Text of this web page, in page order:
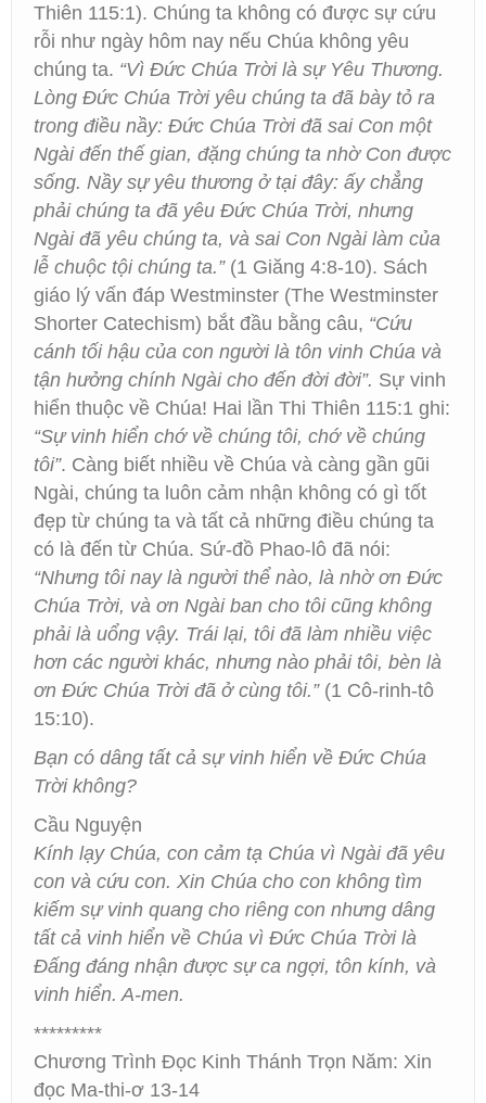
Thiên 115:1). Chúng ta không có được sự cứu
rỗi như ngày hôm nay nếu Chúa không yêu
chúng ta. “Vì Đức Chúa Trời là sự Yêu Thương.
Lòng Đức Chúa Trời yêu chúng ta đã bày tỏ ra
trong điều nầy: Đức Chúa Trời đã sai Con một
Ngài đến thế gian, đặng chúng ta nhờ Con được
sống. Nầy sự yêu thương ở tại đây: ấy chẳng
phải chúng ta đã yêu Đức Chúa Trời, nhưng
Ngài đã yêu chúng ta, và sai Con Ngài làm của
lễ chuộc tội chúng ta.” (1 Giăng 4:8-10). Sách
giáo lý vấn đáp Westminster (The Westminster
Shorter Catechism) bắt đầu bằng câu, “Cứu
cánh tối hậu của con người là tôn vinh Chúa và
tận hưởng chính Ngài cho đến đời đời”. Sự vinh
hiển thuộc về Chúa! Hai lần Thi Thiên 115:1 ghi:
“Sự vinh hiển chớ về chúng tôi, chớ về chúng
tôi”. Càng biết nhiều về Chúa và càng gần gũi
Ngài, chúng ta luôn cảm nhận không có gì tốt
đẹp từ chúng ta và tất cả những điều chúng ta
có là đến từ Chúa. Sứ-đồ Phao-lô đã nói:
“Nhưng tôi nay là người thể nào, là nhờ ơn Đức
Chúa Trời, và ơn Ngài ban cho tôi cũng không
phải là uổng vậy. Trái lại, tôi đã làm nhiều việc
hơn các người khác, nhưng nào phải tôi, bèn là
ơn Đức Chúa Trời đã ở cùng tôi.”(1 Cô-rinh-tô
15:10).
Bạn có dâng tất cả sự vinh hiển về Đức Chúa
Trời không?
Cầu Nguyện
Kính lạy Chúa, con cảm tạ Chúa vì Ngài đã yêu
con và cứu con. Xin Chúa cho con không tìm
kiếm sự vinh quang cho riêng con nhưng dâng
tất cả vinh hiển về Chúa vì Đức Chúa Trời là
Đấng đáng nhận được sự ca ngợi, tôn kính, và
vinh hiển. A-men.
*********
Chương Trình Đọc Kinh Thánh Trọn Năm: Xin
đọc Ma-thi-ơ 13-14